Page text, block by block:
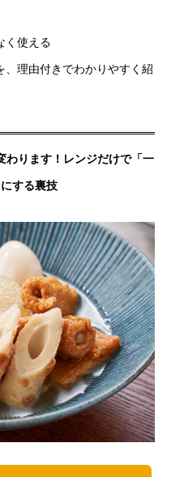
く使える
、理由付きでわかりやすく紹
ります！レンジだけで「一
する裏技